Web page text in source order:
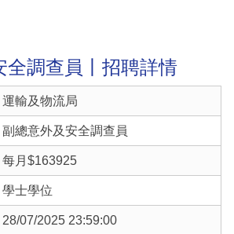
全調查員丨招聘詳情
運輸及物流局
副總意外及安全調查員
每月$163925
學士學位
28/07/2025 23:59:00